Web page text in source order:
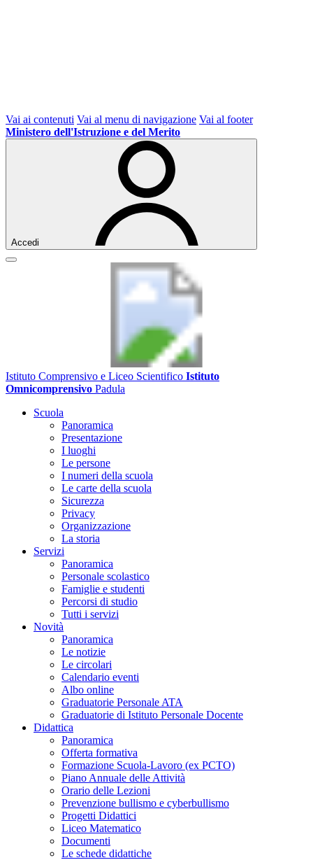
Vai ai contenuti Vai al menu di navigazione Vai al footer
Ministero dell'Istruzione e del Merito
Accedi
Istituto Comprensivo e Liceo Scientifico Istituto
Omnicomprensivo Padula
Scuola
Panoramica
Presentazione
I luoghi
Le persone
I numeri della scuola
Le carte della scuola
Sicurezza
Privacy
Organizzazione
La storia
Servizi
Panoramica
Personale scolastico
Famiglie e studenti
Percorsi di studio
Tutti i servizi
Novità
Panoramica
Le notizie
Le circolari
Calendario eventi
Albo online
Graduatorie Personale ATA
Graduatorie di Istituto Personale Docente
Didattica
Panoramica
Offerta formativa
Formazione Scuola-Lavoro (ex PCTO)
Piano Annuale delle Attività
Orario delle Lezioni
Prevenzione bullismo e cyberbullismo
Progetti Didattici
Liceo Matematico
Documenti
Le schede didattiche